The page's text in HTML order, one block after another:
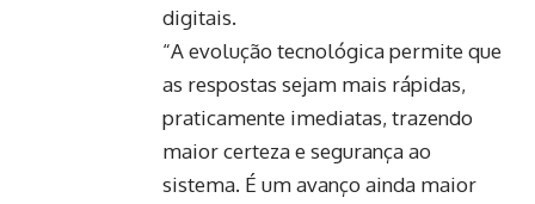
digitais.
“A evolução tecnológica permite que
as respostas sejam mais rápidas,
praticamente imediatas, trazendo
maior certeza e segurança ao
sistema. É um avanço ainda maior